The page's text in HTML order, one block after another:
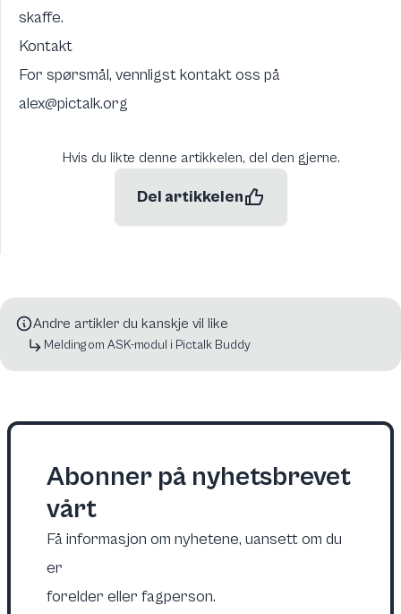
skaffe.
Kontakt
For spørsmål, vennligst kontakt oss på
alex@pictalk.org
Hvis du likte denne artikkelen, del den gjerne.
Del artikkelen
Andre artikler du kanskje vil like
Melding om ASK-modul i Pictalk Buddy
Abonner på nyhetsbrevet
vårt
Få informasjon om nyhetene, uansett om du
er
forelder eller fagperson.